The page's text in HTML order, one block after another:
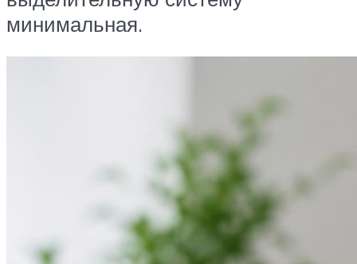
минимальная.